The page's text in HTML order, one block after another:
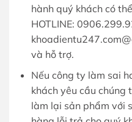
hành quý khách có
HOTLINE:
và hỗ trợ.
Nếu công ty làm sai
khách yêu cầu chúng
làm lại sản phẩm với